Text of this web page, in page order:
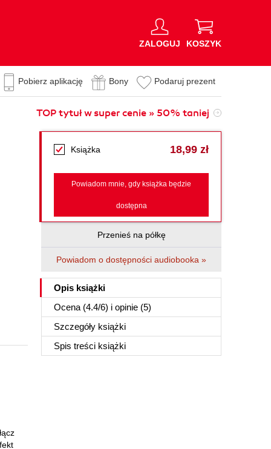
ZALOGUJ KOSZYK
Pobierz aplikację Bony Podaruj prezent
TOP tytuł w super cenie » 50% taniej
Książka 18,99 zł
Powiadom mnie, gdy książka będzie
dostępna
Przenieś na półkę
Powiadom o dostępności audiobooka »
Opis książki
Ocena (4.4/6) i opinie (5)
Szczegóły książki
Spis treści książki